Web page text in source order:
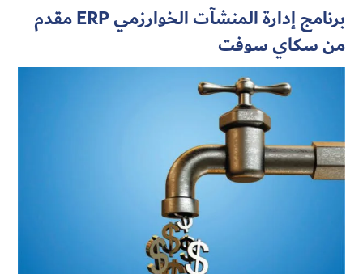
برنامج إدارة المنشآت الخوارزمي ERP مقدم
من سكاي سوفت